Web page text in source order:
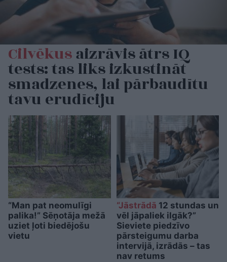
Cilvēkusaizrāvis ātrs IQ
tests: tas liks izkustināt
smadzenes, lai pārbaudītu
tavu erudīciju
“Man pat neomulīgi
palika!” Sēņotāja mežā
uziet ļoti biedējošu
vietu
“Jāstrādā 12 stundas un
vēl jāpaliek ilgāk?”
Sieviete piedzīvo
pārsteigumu darba
intervijā, izrādās – tas
nav retums